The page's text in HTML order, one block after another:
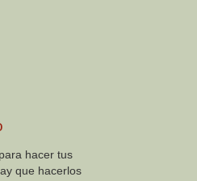
hacer tus
que hacerlos